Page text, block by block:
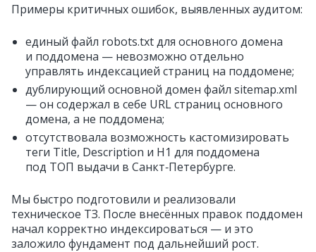
Примеры критичных ошибок, выявленных аудитом:
единый файл robots.txt для основного домена
и поддомена — невозможно отдельно
управлять индексацией страниц на поддомене;
дублирующий основной домен файл sitemap.xml
— он содержал в себе URL страниц основного
домена, а не поддомена;
отсутствовала возможность кастомизировать
теги Title, Description и H1 для поддомена
под ТОП выдачи в Санкт‑Петербурге.
Мы быстро подготовили и реализовали
техническое ТЗ. После внесённых правок поддомен
начал корректно индексироваться — и это
заложило фундамент под дальнейший рост.